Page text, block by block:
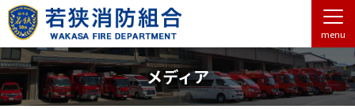
menu
メディア